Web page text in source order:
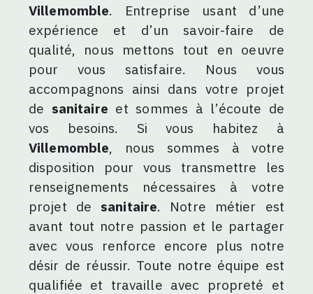
Villemomble. Entreprise usant d’une
expérience et d’un savoir-faire de
qualité, nous mettons tout en oeuvre
pour vous satisfaire. Nous vous
accompagnons ainsi dans votre projet
de sanitaire et sommes à l’écoute de
vos besoins. Si vous habitez à
Villemomble, nous sommes à votre
disposition pour vous transmettre les
renseignements nécessaires à votre
projet de sanitaire. Notre métier est
avant tout notre passion et le partager
avec vous renforce encore plus notre
désir de réussir. Toute notre équipe est
qualifiée et travaille avec propreté et